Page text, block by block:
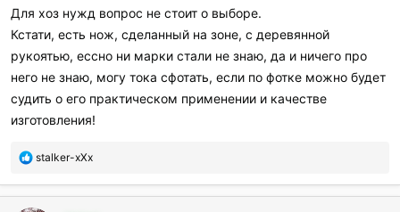
и
Для хоз нужд вопрос не стоит о выборе.
Кстати, есть нож, сделанный на зоне, с деревянной
рукоятью, ессно ни марки стали не знаю, да и ничего про
него не знаю, могу тока сфотать, если по фотке можно будет
судить о его практическом применении и качестве
изготовления!
П
б
stalker-xXx